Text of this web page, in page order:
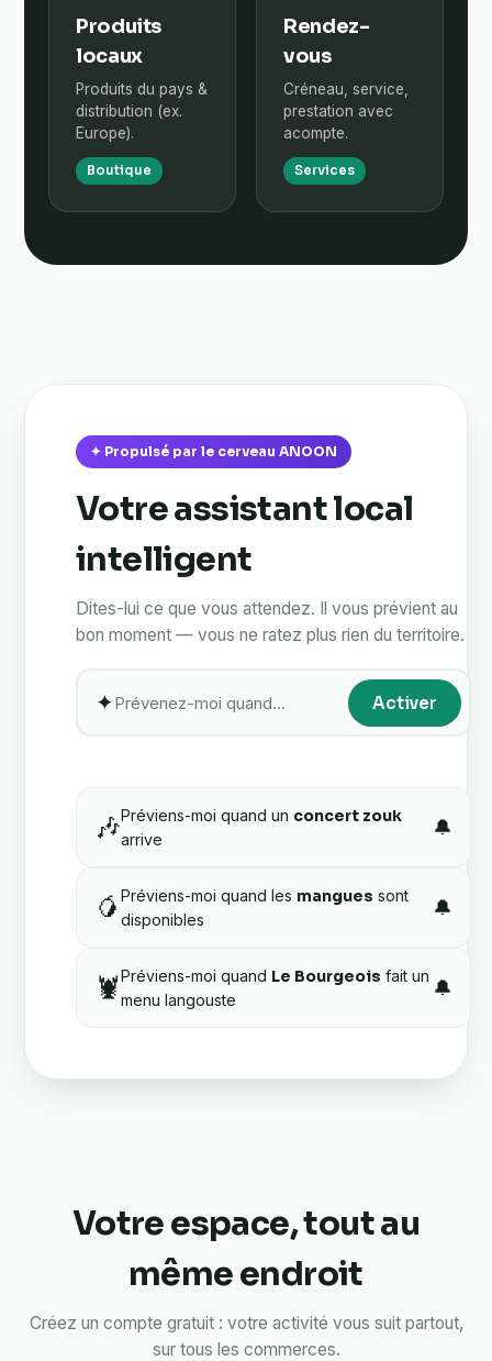
Produits
locaux
Produits du pays &
distribution (ex.
Europe).
Boutique
Rendez-
vous
Créneau, service,
prestation avec
acompte.
Services
✦ Propulsé par le cerveau ANOON
Votre assistant local
intelligent
Dites-lui ce que vous attendez. Il vous prévient au
bon moment — vous ne ratez plus rien du territoire.
✦ Activer
🎶Préviens-moi quand un concert zouk
arrive
🔔
🥭 Préviens-moi quand les mangues sont
disponibles
🔔
🦞Préviens-moi quand Le Bourgeois fait un
menu langouste
🔔
Votre espace, tout au
même endroit
Créez un compte gratuit : votre activité vous suit partout,
sur tous les commerces.